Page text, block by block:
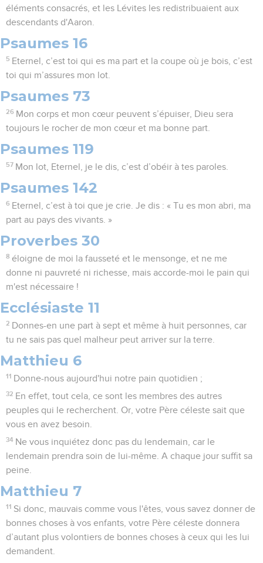
éléments consacrés, et les Lévites les redistribuaient aux
descendants d'Aaron.
Psaumes 16
5 Eternel, c’est toi qui es ma part et la coupe où je bois, c’est
toi qui m’assures mon lot.
Psaumes 73
26 Mon corps et mon cœur peuvent s’épuiser, Dieu sera
toujours le rocher de mon cœur et ma bonne part.
Psaumes 119
57 Mon lot, Eternel, je le dis, c’est d’obéir à tes paroles.
Psaumes 142
6 Eternel, c’est à toi que je crie. Je dis : « Tu es mon abri, ma
part au pays des vivants. »
Proverbes 30
8 éloigne de moi la fausseté et le mensonge, et ne me
donne ni pauvreté ni richesse, mais accorde-moi le pain qui
m'est nécessaire !
Ecclésiaste 11
2 Donnes-en une part à sept et même à huit personnes, car
tu ne sais pas quel malheur peut arriver sur la terre.
Matthieu 6
11 Donne-nous aujourd'hui notre pain quotidien ;
32 En effet, tout cela, ce sont les membres des autres
peuples qui le recherchent. Or, votre Père céleste sait que
vous en avez besoin.
34 Ne vous inquiétez donc pas du lendemain, car le
lendemain prendra soin de lui-même. A chaque jour suffit sa
peine.
Matthieu 7
11 Si donc, mauvais comme vous l'êtes, vous savez donner de
bonnes choses à vos enfants, votre Père céleste donnera
d’autant plus volontiers de bonnes choses à ceux qui les lui
demandent.